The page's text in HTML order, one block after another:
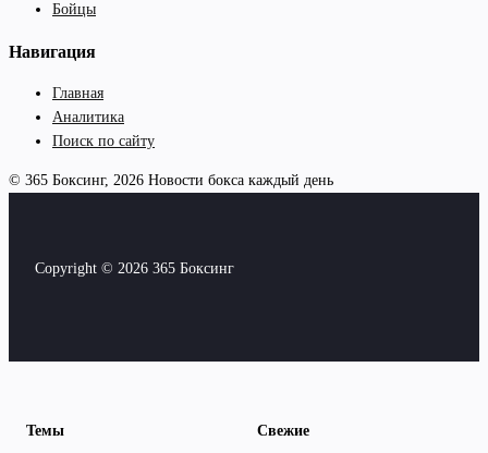
Бойцы
Навигация
Главная
Аналитика
Поиск по сайту
© 365 Боксинг, 2026 Новости бокса каждый день
Copyright © 2026 365 Боксинг
Темы Свежие